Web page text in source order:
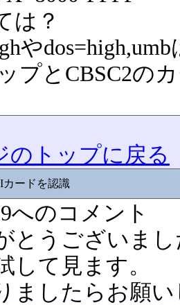
は？
や
プとCBSC2の
トップに戻る
カードを認識
へのコメント
とうございまし
して見ます。
ましたらお願